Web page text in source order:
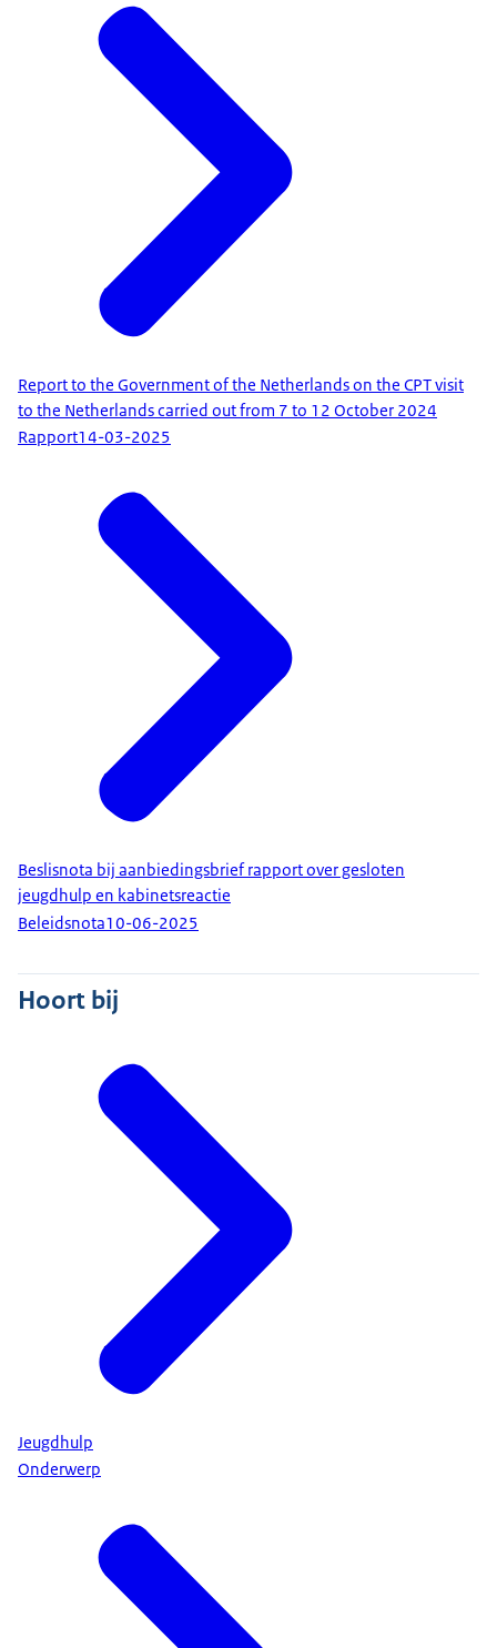
Report to the Government of the Netherlands on the CPT visit
to the Netherlands carried out from 7 to 12 October 2024
Rapport14-03-2025
Beslisnota bij aanbiedingsbrief rapport over gesloten
jeugdhulp en kabinetsreactie
Beleidsnota10-06-2025
Hoort bij
Jeugdhulp
Onderwerp